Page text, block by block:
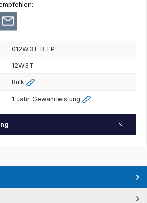
012W3T-B-LP
12W3T
Bulk
1 Jahr Gewährleistung